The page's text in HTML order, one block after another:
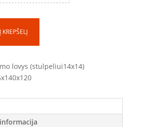
Į KREPŠELĮ
lovys (stulpeliui14x14)